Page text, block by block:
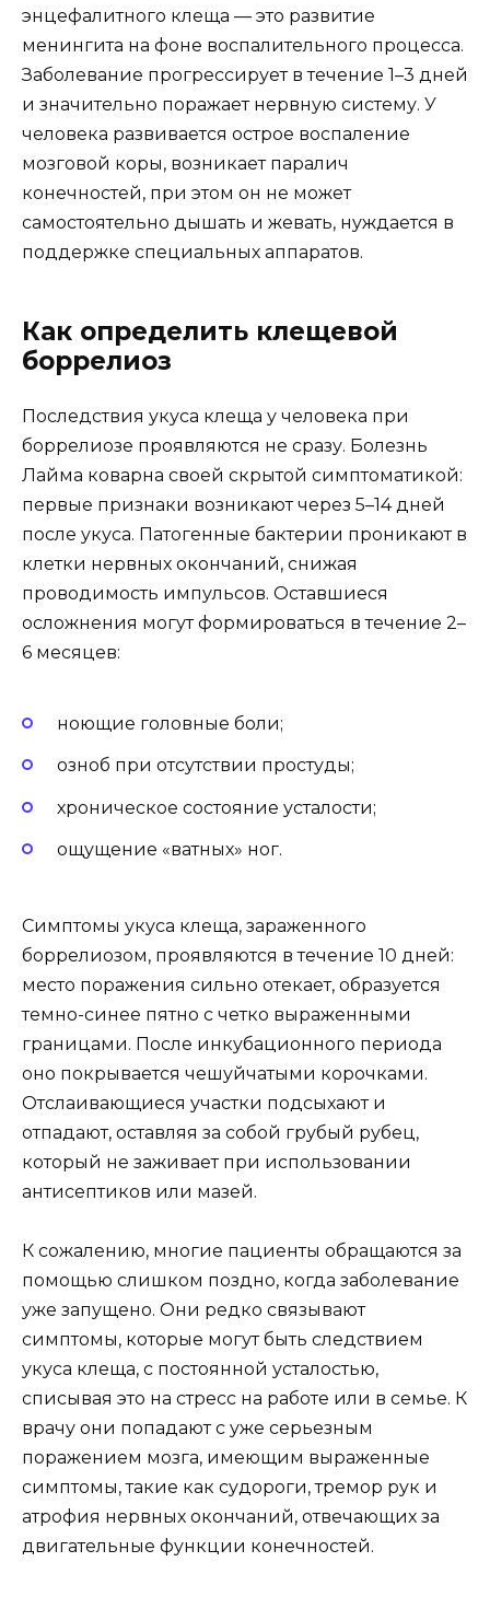
энцефалитного клеща — это развитие
менингита на фоне воспалительного процесса.
Заболевание прогрессирует в течение 1–3 дней
и значительно поражает нервную систему. У
человека развивается острое воспаление
мозговой коры, возникает паралич
конечностей, при этом он не может
самостоятельно дышать и жевать, нуждается в
поддержке специальных аппаратов.
Как определить клещевой
боррелиоз
Последствия укуса клеща у человека при
боррелиозе проявляются не сразу. Болезнь
Лайма коварна своей скрытой симптоматикой:
первые признаки возникают через 5–14 дней
после укуса. Патогенные бактерии проникают в
клетки нервных окончаний, снижая
проводимость импульсов. Оставшиеся
осложнения могут формироваться в течение 2–
6 месяцев:
ноющие головные боли;
озноб при отсутствии простуды;
хроническое состояние усталости;
ощущение «ватных» ног.
Симптомы укуса клеща, зараженного
боррелиозом, проявляются в течение 10 дней:
место поражения сильно отекает, образуется
темно-синее пятно с четко выраженными
границами. После инкубационного периода
оно покрывается чешуйчатыми корочками.
Отслаивающиеся участки подсыхают и
отпадают, оставляя за собой грубый рубец,
который не заживает при использовании
антисептиков или мазей.
К сожалению, многие пациенты обращаются за
помощью слишком поздно, когда заболевание
уже запущено. Они редко связывают
симптомы, которые могут быть следствием
укуса клеща, с постоянной усталостью,
списывая это на стресс на работе или в семье. К
врачу они попадают с уже серьезным
поражением мозга, имеющим выраженные
симптомы, такие как судороги, тремор рук и
атрофия нервных окончаний, отвечающих за
двигательные функции конечностей.